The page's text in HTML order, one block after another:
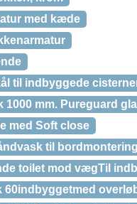
med kæde
til indbyggede
1000 mm. Pureguard
med Soft close
til
toilet mod vægTil